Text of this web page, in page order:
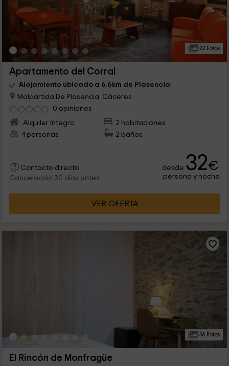
22 Fotos
Apartamento del Corral
Alojamiento ubicado a 6.6km de Plasencia
Malpartida De Plasencia, Cáceres
0 opiniones
Alquiler íntegro
2 habitaciones
4 personas
2 baños
Contacto directo
Cancelación 30 días antes
desde 32€
persona y noche
VER OFERTA
36 Fotos
El Rincón de Monfragüe